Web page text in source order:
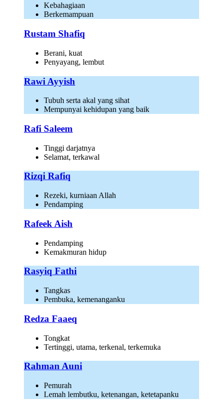
Kebahagiaan
Berkemampuan
Rustam Shafiq
Berani, kuat
Penyayang, lembut
Rawi Ayyish
Tubuh serta akal yang sihat
Mempunyai kehidupan yang baik
Rafi Saleem
Tinggi darjatnya
Selamat, terkawal
Rizqi Rafiq
Rezeki, kurniaan Allah
Pendamping
Rafeek Aish
Pendamping
Kemakmuran hidup
Rasyiq Fathi
Tangkas
Pembuka, kemenanganku
Redza Faaeq
Tongkat
Tertinggi, utama, terkenal, terkemuka
Rahman Auni
Pemurah
Lemah lembutku, ketenangan, ketetapanku